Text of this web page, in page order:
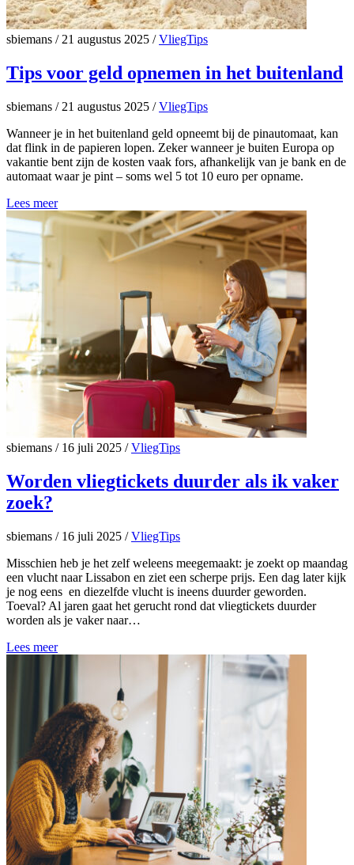
sbiemans /21 augustus 2025 / VliegTips
Tips voor geld opnemen in het buitenland
sbiemans /21 augustus 2025 / VliegTips
Wanneer je in het buitenland geld opneemt bij de pinautomaat, kan
dat flink in de papieren lopen. Zeker wanneer je buiten Europa op
vakantie bent zijn de kosten vaak fors, afhankelijk van je bank en de
automaat waar je pint – soms wel 5 tot 10 euro per opname.
Lees meer
sbiemans /16 juli 2025 / VliegTips
Worden vliegtickets duurder als ik vaker
zoek?
sbiemans /16 juli 2025 / VliegTips
Misschien heb je het zelf weleens meegemaakt: je zoekt op maandag
een vlucht naar Lissabon en ziet een scherpe prijs. Een dag later kijk
je nog eens en diezelfde vlucht is ineens duurder geworden.
Toeval? Al jaren gaat het gerucht rond dat vliegtickets duurder
worden als je vaker naar…
Lees meer